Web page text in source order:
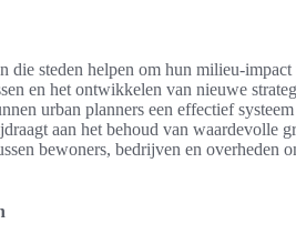
steden helpen om hun milieu-
en het ontwikkelen van nieuwe
urban planners een effectief
aan het behoud van waardevolle
bewoners, bedrijven en overheden